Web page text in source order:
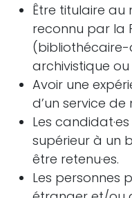
Être titulaire au
reconnu par la
archivistique
Avoir une
d’un service
Les
supérieur à un
être retenu·es.
Les personnes